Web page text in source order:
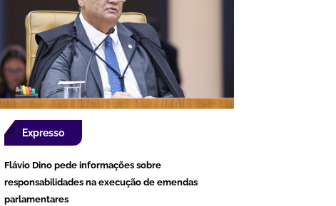
Expresso
Flávio Dino pede informações sobre
responsabilidades na execução de emendas
parlamentares